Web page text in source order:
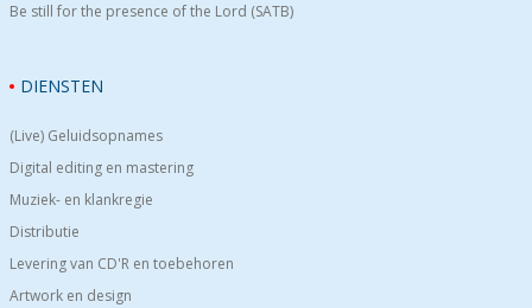
Be still for the presence of the Lord (SATB)
DIENSTEN
(Live) Geluidsopnames
Digital editing en mastering
Muziek- en klankregie
Distributie
Levering van CD'R en toebehoren
Artwork en design